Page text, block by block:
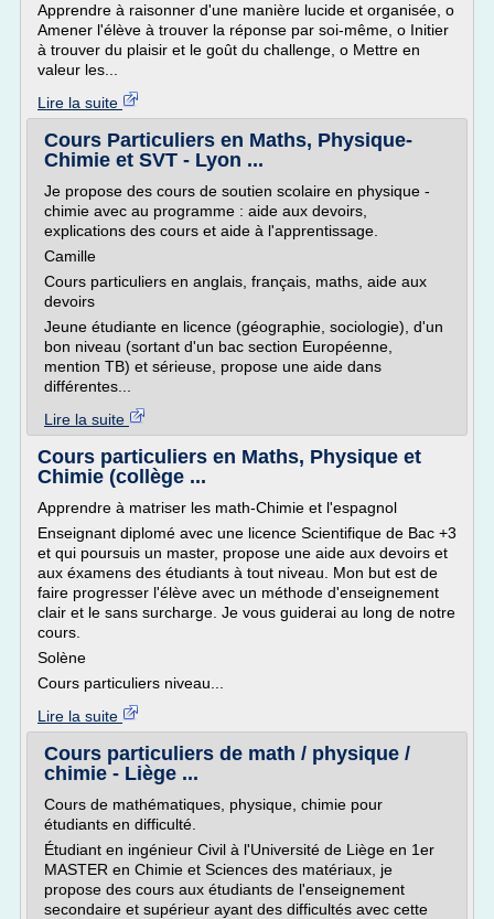
Apprendre à raisonner d'une manière lucide et organisée, o
Amener l'élève à trouver la réponse par soi-même, o Initier
à trouver du plaisir et le goût du challenge, o Mettre en
valeur les...
Lire la suite
Cours Particuliers en Maths, Physique-
Chimie et SVT - Lyon ...
Je propose des cours de soutien scolaire en physique -
chimie avec au programme : aide aux devoirs,
explications des cours et aide à l'apprentissage.
Camille
Cours particuliers en anglais, français, maths, aide aux
devoirs
Jeune étudiante en licence (géographie, sociologie), d'un
bon niveau (sortant d'un bac section Européenne,
mention TB) et sérieuse, propose une aide dans
différentes...
Lire la suite
Cours particuliers en Maths, Physique et
Chimie (collège ...
Apprendre à matriser les math-Chimie et l'espagnol
Enseignant diplomé avec une licence Scientifique de Bac +3
et qui poursuis un master, propose une aide aux devoirs et
aux éxamens des étudiants à tout niveau. Mon but est de
faire progresser l'élève avec un méthode d'enseignement
clair et le sans surcharge. Je vous guiderai au long de notre
cours.
Solène
Cours particuliers niveau...
Lire la suite
Cours particuliers de math / physique /
chimie - Liège ...
Cours de mathématiques, physique, chimie pour
étudiants en difficulté.
Étudiant en ingénieur Civil à l'Université de Liège en 1er
MASTER en Chimie et Sciences des matériaux, je
propose des cours aux étudiants de l'enseignement
secondaire et supérieur ayant des difficultés avec cette